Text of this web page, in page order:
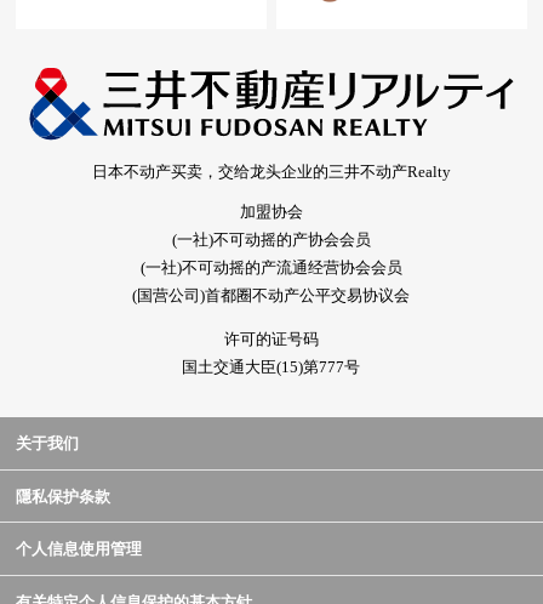
日本不动产买卖，交给龙头企业的三井不动产Realty
加盟协会
(一社)不可动摇的产协会会员
(一社)不可动摇的产流通经营协会会员
(国营公司)首都圈不动产公平交易协议会
许可的证号码
国土交通大臣(15)第777号
关于我们
隱私保护条款
个人信息使用管理